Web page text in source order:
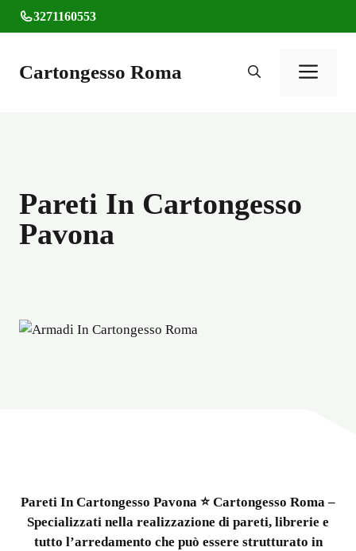
al
3271160553
Cartongesso Roma
Pareti In Cartongesso
Pavona
Pareti In Cartongesso Pavona ⭐ Cartongesso Roma –
Specializzati nella realizzazione di pareti, librerie e
tutto l’arredamento che può essere strutturato in